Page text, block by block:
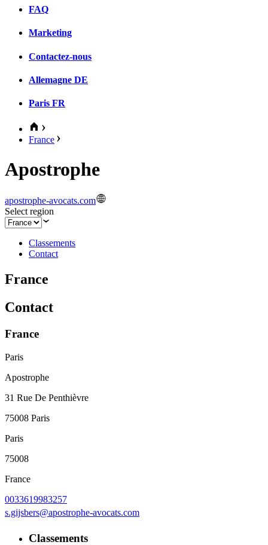
FAQ
Marketing
Contactez-nous
Allemagne DE
Paris FR
France
Apostrophe
apostrophe-avocats.com
Select region
Classements
Contact
France
Contact
France
Paris
Apostrophe
31 Rue De Penthièvre
75008 Paris
Paris
75008
France
0033619983257
s.gijsbers@apostrophe-avocats.com
Classements